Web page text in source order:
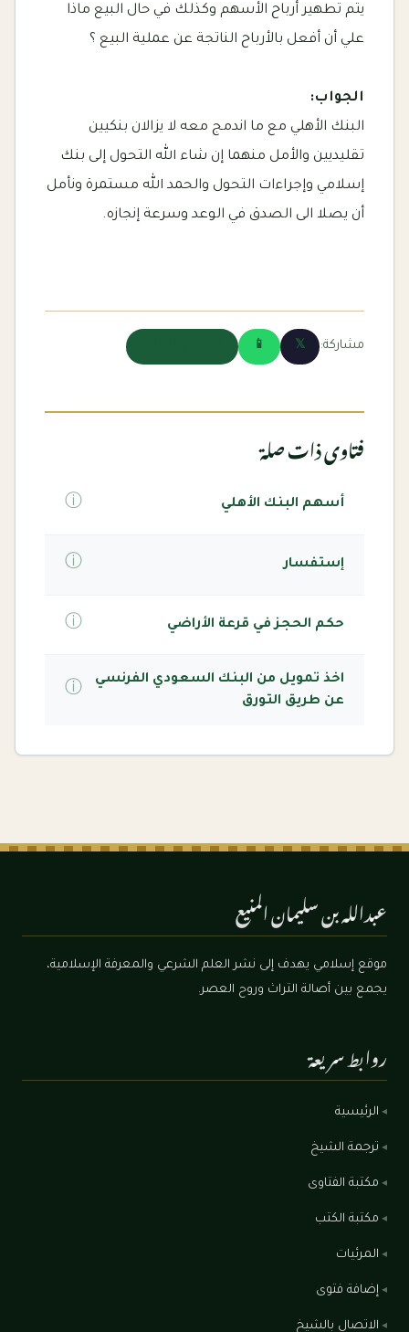
يتم تطهير أرباح الأسهم وكذلك في حال البيع ماذا
علي أن أفعل بالأرباح الناتجة عن عملية البيع ؟
الجواب:
البنك الأهلي مع ما اندمج معه لا يزالان بنكيين
تقليديين والأمل منهما إن شاء الله التحول إلى بنك
إسلامي وإجراءات التحول والحمد الله مستمرة ونأمل
أن يصلا الى الصدق في الوعد وسرعة إنجازه.
مشاركة: 𝕏
📱
فتاوى ذات صلة
أسهم البنك الأهلي ⓘ
إستفسار ⓘ
حكم الحجز في قرعة الأراضي ⓘ
اخذ تمويل من البنك السعودي الفرنسي
عن طريق التورق
ⓘ
عبدالله بن سليمان المنيع
موقع إسلامي يهدف إلى نشر العلم الشرعي والمعرفة الإسلامية،
يجمع بين أصالة التراث وروح العصر.
روابط سريعة
الرئيسية
ترجمة الشيخ
مكتبة الفتاوى
مكتبة الكتب
المرئيات
إضافة فتوى
الاتصال بالشيخ